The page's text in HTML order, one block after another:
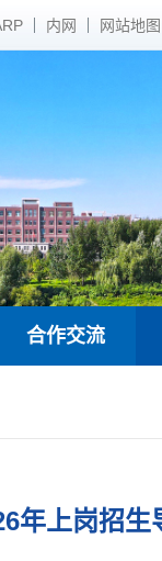
内网 网站地图
合作交流
年上岗招生